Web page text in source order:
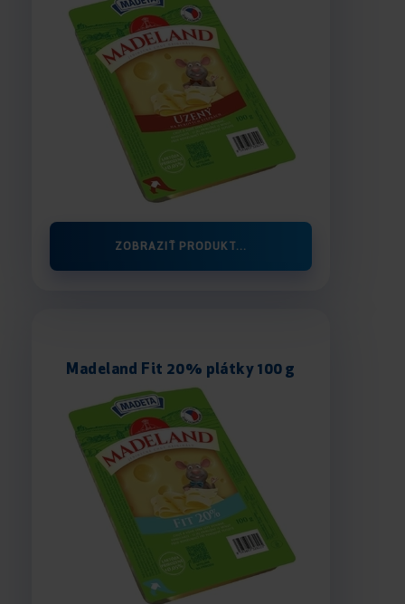
ZOBRAZIŤ PRODUKT...
Madeland Fit 20% plátky 100 g